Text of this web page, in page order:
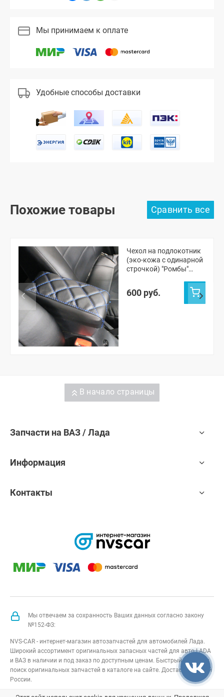
Мы принимаем к оплате
Удобные способы доставки
Похожие товары
Чехол на подлокотник
(эко-кожа с одинарной
строчкой) "Ромбы"
600 руб.
В начало страницы
Запчасти на ВАЗ / Лада
Информация
Контакты
Мы отвечаем за сохранность Ваших данных согласно закону
№152-ФЗ:
NVS-CAR - интернет-магазин автозапчастей для автомобилей Лада.
Широкий ассортимент оригинальных запасных частей для авто LADA
и ВАЗ в наличии и под заказ по доступным ценам. Быстрый подбор и
поиск оригинальных запчастей в каталоге на сайте. Доставка по всей
России.